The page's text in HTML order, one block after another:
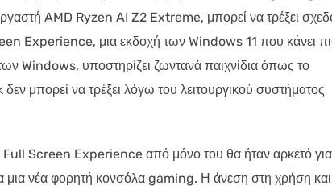
AMD Ryzen AI Z2 Extreme, μπορεί να τρέξει
Experience, μια εκδοχή των Windows 11 που κάνει
Windows, υποστηρίζει ζωντανά παιχνίδια όπως το
μπορεί να τρέξει λόγω του λειτουργικού συστήματος
Full Screen Experience από μόνο του θα ήταν αρκετό
μια νέα φορητή κονσόλα gaming. Η άνεση στη χρήση